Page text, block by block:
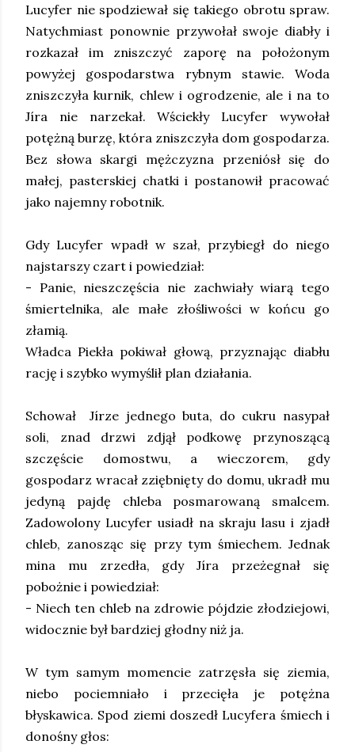
Lucyfer nie spodziewał się takiego obrotu spraw.
Natychmiast ponownie przywołał swoje diabły i
rozkazał im zniszczyć zaporę na położonym
powyżej gospodarstwa rybnym stawie. Woda
zniszczyła kurnik, chlew i ogrodzenie, ale i na to
Jíra nie narzekał. Wściekły Lucyfer wywołał
potężną burzę, która zniszczyła dom gospodarza.
Bez słowa skargi mężczyzna przeniósł się do
małej, pasterskiej chatki i postanowił pracować
jako najemny robotnik.
Gdy Lucyfer wpadł w szał, przybiegł do niego
najstarszy czart i powiedział:
- Panie, nieszczęścia nie zachwiały wiarą tego
śmiertelnika, ale małe złośliwości w końcu go
złamią.
Władca Piekła pokiwał głową, przyznając diabłu
rację i szybko wymyślił plan działania.
Schował Jírze jednego buta, do cukru nasypał
soli, znad drzwi zdjął podkowę przynoszącą
szczęście domostwu, a wieczorem, gdy
gospodarz wracał zziębnięty do domu, ukradł mu
jedyną pajdę chleba posmarowaną smalcem.
Zadowolony Lucyfer usiadł na skraju lasu i zjadł
chleb, zanosząc się przy tym śmiechem. Jednak
mina mu zrzedła, gdyJíra przeżegnał się
pobożnie i powiedział:
- Niech ten chleb na zdrowie pójdzie złodziejowi,
widocznie był bardziej głodny niż ja.
W tym samym momencie zatrzęsła się ziemia,
niebo pociemniało i przecięła je potężna
błyskawica. Spod ziemi doszedł Lucyfera śmiech i
donośny głos: